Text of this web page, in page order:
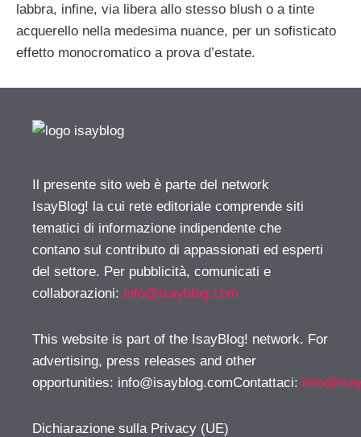
labbra, infine, via libera allo stesso blush o a tinte
acquerello nella medesima nuance, per un sofisticato
effetto monocromatico a prova d’estate.
Il presente sito web è parte del network
IsayBlog! la cui rete editoriale comprende siti
tematici di informazione indipendente che
contano sul contributo di appassionati ed esperti
del settore. Per pubblicità, comunicati e
collaborazioni: info@isayblog.com
This website is part of the IsayBlog! network. For
advertising, press releases and other
opportunities: info@isayblog.comContattaci:
Dichiarazione sulla Privacy (UE)